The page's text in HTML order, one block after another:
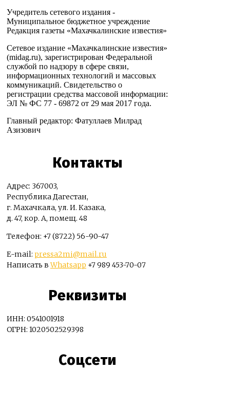
Учредитель сетевого издания -
Муниципальное бюджетное учреждение
Редакция газеты «Махачкалинские известия»
Сетевое издание «Махачкалинские известия»
(midag.ru), зарегистрирован Федеральной
службой по надзору в сфере связи,
информационных технологий и массовых
коммуникаций. Свидетельство о
регистрации средства массовой информации:
ЭЛ № ФС 77 - 69872 от 29 мая 2017 года.
Главный редактор: Фатуллаев Милрад
Азизович
Контакты
Адрес: 367003,
Республика Дагестан,
г. Махачкала, ул. И. Казака,
д. 47, кор. А, помещ. 48
Телефон: +7 (8722) 56-90-47
E-mail: pressa2mi@mail.ru
Написать вWhatsapp +7 989 453-70-07
Реквизиты
ИНН: 0541001918
ОГРН: 1020502529398
Соцсети